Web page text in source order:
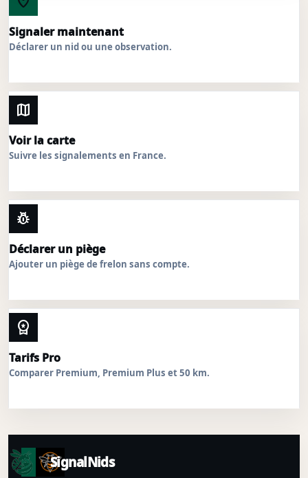
Signaler maintenant
Déclarer un nid ou une observation.
map
Voir la carte
Suivre les signalements en France.
pest_control
Déclarer un piège
Ajouter un piège de frelon sans compte.
workspace_premium
Tarifs Pro
Comparer Premium, Premium Plus et 50 km.
SignalNids